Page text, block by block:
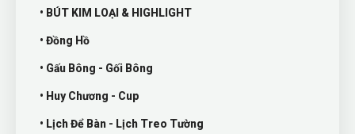
• BÚT KIM LOẠI & HIGHLIGHT
• Đồng Hồ
• Gấu Bông - Gối Bông
• Huy Chương - Cup
• Lịch Để Bàn - Lịch Treo Tường